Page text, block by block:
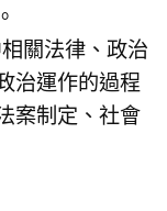
關法律、政治
治運作的過程
案制定、社會